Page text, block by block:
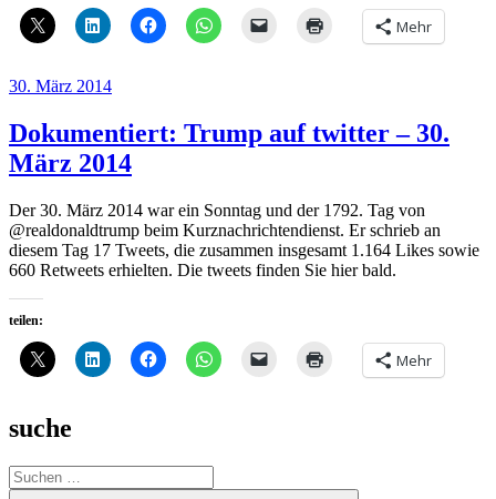
Mehr
Veröffentlicht
30. März 2014
Dokumentiert: Trump auf twitter – 30.
März 2014
Der 30. März 2014 war ein Sonntag und der 1792. Tag von
@realdonaldtrump beim Kurznachrichtendienst. Er schrieb an
diesem Tag 17 Tweets, die zusammen insgesamt 1.164 Likes sowie
660 Retweets erhielten. Die tweets finden Sie hier bald.
teilen:
Mehr
suche
Suche
nach: